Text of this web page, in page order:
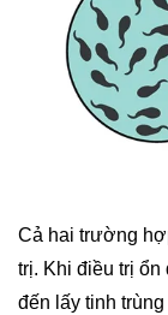
Cả hai trường
trị. Khi điều trị ổn
đến lấy tinh